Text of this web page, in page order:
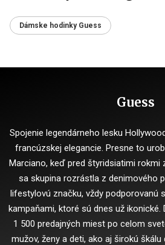
Dámske hodinky Guess
Guess
Spojenie legendárneho lesku
francúzskej elegancie. Presne to
Marciano, keď pred štyridsiatimi rokmi
sa skupina rozrástla z denimového
lifestylovú značku, vždy podporovanú
kampaňami, ktoré sú dnes už ikonické.
1 500 predajných miest po celom
mužov, ženy a deti, ako aj širokú